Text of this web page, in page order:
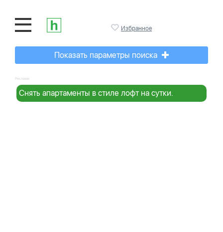
Избранное
Показать параметры поиска
Реклама:
Снять апартаменты в стиле лофт на сутки.